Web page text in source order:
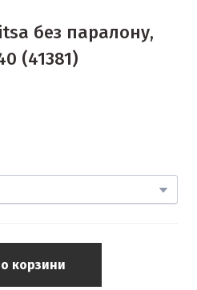
без паралону,
(41381)
корзини